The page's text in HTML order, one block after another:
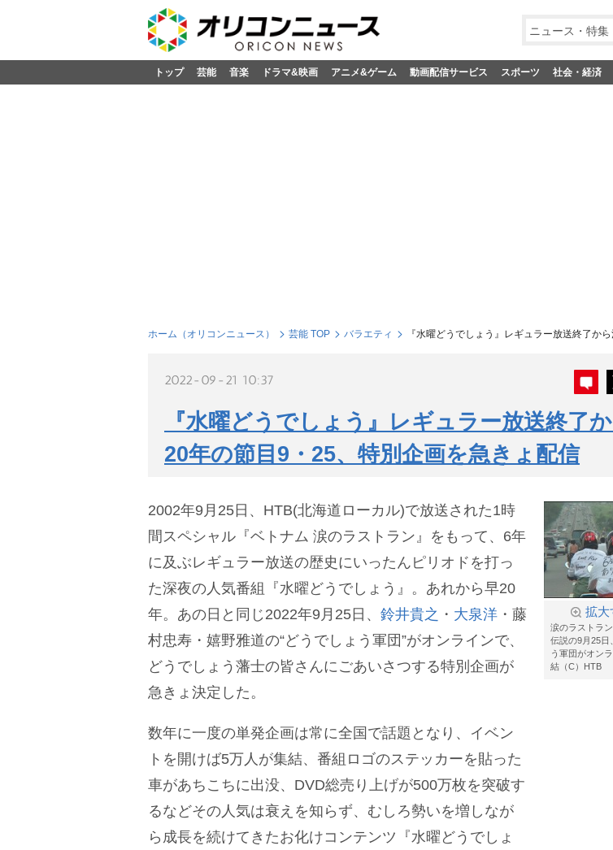
ニュース・特集
トップ 芸能 音楽 ドラマ&映画 アニメ&ゲーム 動画配信サービス スポーツ 社会・経済
ホーム（オリコンニュース） 芸能 TOP バラエティ 『水曜どうでしょう』レギュラー放送終了か
2022-09-21 10:37
『水曜どうでしょう』レギュラー放送終了
20年の節目9・25、特別企画を急きょ配信
拡大
涙のラストラン
伝説の9月25日
う軍団がオン
結（C）HTB
2002年9月25日、HTB(北海道ローカル)で放送された1時
間スペシャル『ベトナム 涙のラストラン』をもって、6年
に及ぶレギュラー放送の歴史にいったんピリオドを打っ
た深夜の人気番組『水曜どうでしょう』。あれから早20
年。あの日と同じ2022年9月25日、 鈴井貴之 ・ 大泉洋 ・藤
村忠寿・嬉野雅道の“どうでしょう軍団”がオンラインで、
どうでしょう藩士の皆さんにごあいさつする特別企画が
急きょ決定した。
数年に一度の単発企画は常に全国で話題となり、イベン
トを開けば5万人が集結、番組ロゴのステッカーを貼った
車があちこちに出没、DVD総売り上げが500万枚を突破す
るなどその人気は衰えを知らず、むしろ勢いを増しなが
ら成長を続けてきたお化けコンテンツ『水曜どうでしょ